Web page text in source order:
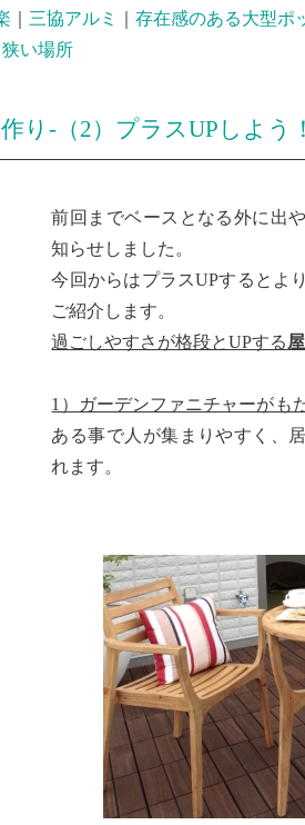
三協アルミ 存在感のある大型ポ
狭い場所
り-（2）プラスUPしよ
前回までベースとなる外に出
知らせしました。
今回からはプラスUPするとよ
ご紹介します。
過ごしやすさが格段とUPする
1）ガーデンファニチャーがも
ある事で人が集まりやすく、
れます。